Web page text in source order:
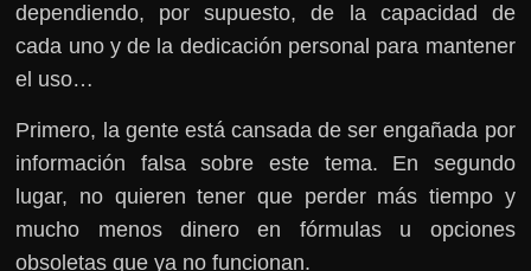
dependiendo, por supuesto, de la capacidad de
cada uno y de la dedicación personal para mantener
el uso…
Primero, la gente está cansada de ser engañada por
información falsa sobre este tema. En segundo
lugar, no quieren tener que perder más tiempo y
mucho menos dinero en fórmulas u opciones
obsoletas que ya no funcionan.